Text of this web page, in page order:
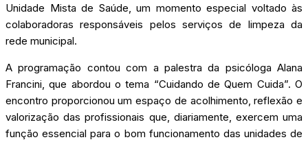
Unidade Mista de Saúde, um momento especial voltado às
colaboradoras responsáveis pelos serviços de limpeza da
rede municipal.
A programação contou com a palestra da psicóloga Alana
Francini, que abordou o tema “Cuidando de Quem Cuida”. O
encontro proporcionou um espaço de acolhimento, reflexão e
valorização das profissionais que, diariamente, exercem uma
função essencial para o bom funcionamento das unidades de